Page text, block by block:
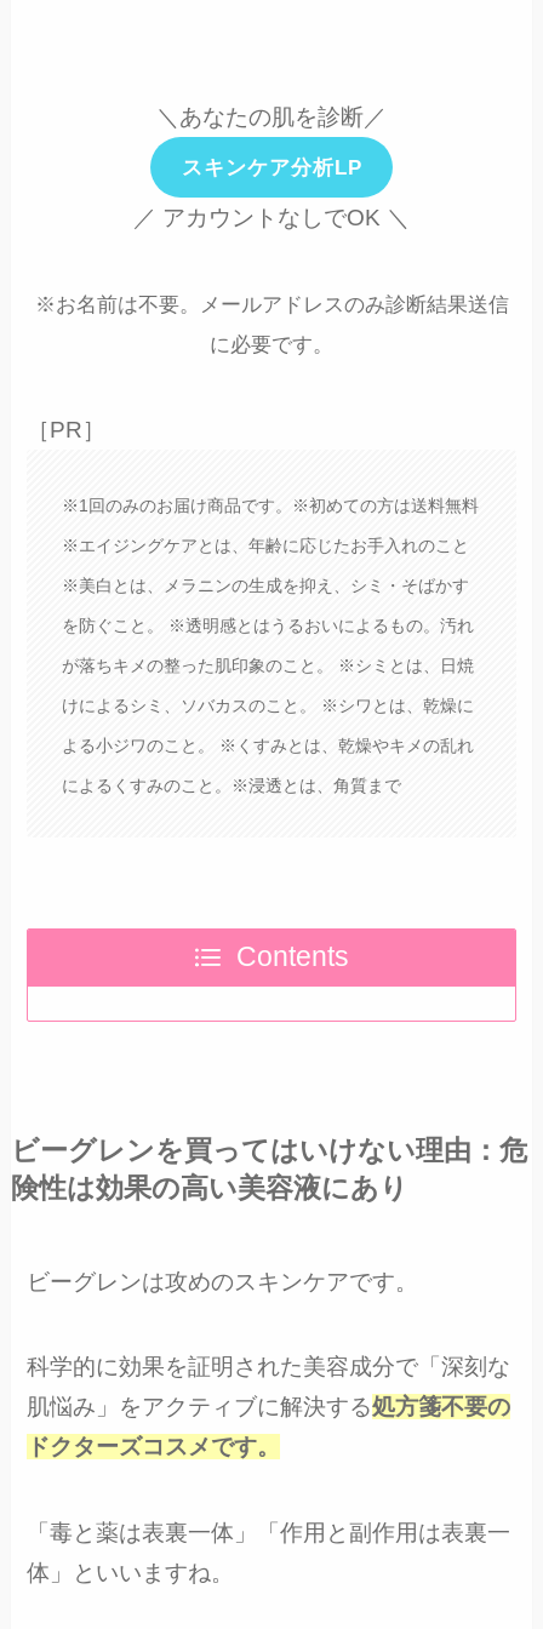
＼あなたの肌を診断／
スキンケア分析LP
／ アカウントなしでOK ＼
※お名前は不要。メールアドレスのみ診断結果送信
に必要です。
［PR］
※1回のみのお届け商品です。※初めての方は送料無料
※エイジングケアとは、年齢に応じたお手入れのこと
※美白とは、メラニンの生成を抑え、シミ・そばかす
を防ぐこと。 ※透明感とはうるおいによるもの。汚れ
が落ちキメの整った肌印象のこと。 ※シミとは、日焼
けによるシミ、ソバカスのこと。 ※シワとは、乾燥に
よる小ジワのこと。 ※くすみとは、乾燥やキメの乱れ
によるくすみのこと。※浸透とは、角質まで
Contents
ビーグレンを買ってはいけない理由：危
険性は効果の高い美容液にあり
ビーグレンは攻めのスキンケアです。
科学的に効果を証明された美容成分で「深刻な
肌悩み」をアクティブに解決する処方箋不要の
ドクターズコスメです。
「毒と薬は表裏一体」「作用と副作用は表裏一
体」といいますね。